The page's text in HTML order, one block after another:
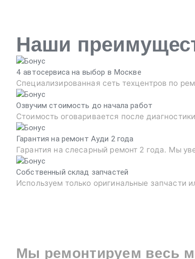
Наши
4 автосервиса на выбор в Москве
Специализированная сеть техцентров по
Озвучим стоимость до начала работ
Стоимость оговаривается после
Гарантия на ремонт Ауди 2 года
Гарантия на слесарный ремонт 2 года. Мы
Собственный склад запчастей
Используем только оригинальные запчасти
Мы ремонтируем весь